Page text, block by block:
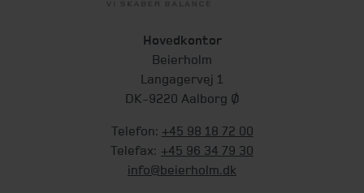
Hovedkontor
Beierholm
Langagervej 1
DK-9220 Aalborg Ø
Telefon: +45 98 18 72 00
Telefax: +45 96 34 79 30
info@beierholm.dk